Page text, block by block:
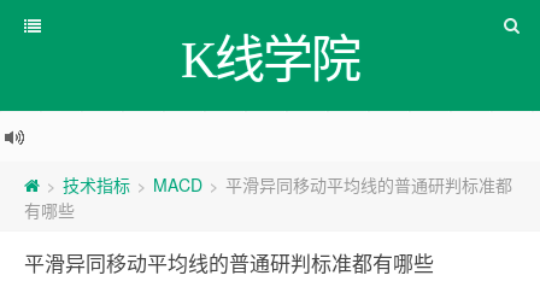
K线学院
> 技术指标 > MACD > 平滑异同移动平均线的普通研判标准都
有哪些
平滑异同移动平均线的普通研判标准都有哪些